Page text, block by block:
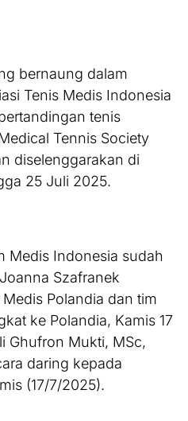
bernaung dalam
Tenis Medis Indonesia
tenis
Tennis Society
diselenggarakan di
25 Juli 2025.
Medis Indonesia sudah
Szafranek
Polandia dan tim
ke Polandia, Kamis 17
Ghufron Mukti, MSc,
daring kepada
(17/7/2025).